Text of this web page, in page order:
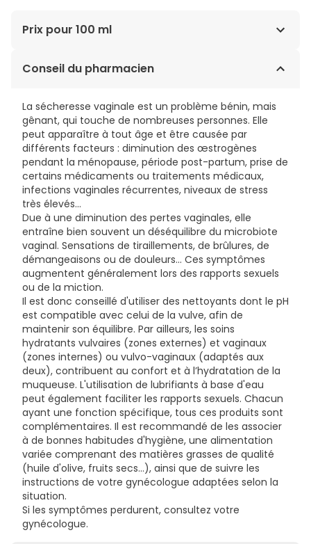
Prix pour 100 ml
28,57€ / 100 ml
Conseil du pharmacien
La sécheresse vaginale est un problème bénin, mais
gênant, qui touche de nombreuses personnes. Elle
peut apparaître à tout âge et être causée par
différents facteurs : diminution des œstrogènes
pendant la ménopause, période post-partum, prise de
certains médicaments ou traitements médicaux,
infections vaginales récurrentes, niveaux de stress
très élevés...
Due à une diminution des pertes vaginales, elle
entraîne bien souvent un déséquilibre du microbiote
vaginal. Sensations de tiraillements, de brûlures, de
démangeaisons ou de douleurs… Ces symptômes
augmentent généralement lors des rapports sexuels
ou de la miction.
Il est donc conseillé d'utiliser des nettoyants dont le pH
est compatible avec celui de la vulve, afin de
maintenir son équilibre. Par ailleurs, les soins
hydratants vulvaires (zones externes) et vaginaux
(zones internes) ou vulvo-vaginaux (adaptés aux
deux), contribuent au confort et à l’hydratation de la
muqueuse. L'utilisation de lubrifiants à base d'eau
peut également faciliter les rapports sexuels. Chacun
ayant une fonction spécifique, tous ces produits sont
complémentaires. Il est recommandé de les associer
à de bonnes habitudes d'hygiène, une alimentation
variée comprenant des matières grasses de qualité
(huile d'olive, fruits secs...), ainsi que de suivre les
instructions de votre gynécologue adaptées selon la
situation.
Si les symptômes perdurent, consultez votre
gynécologue.